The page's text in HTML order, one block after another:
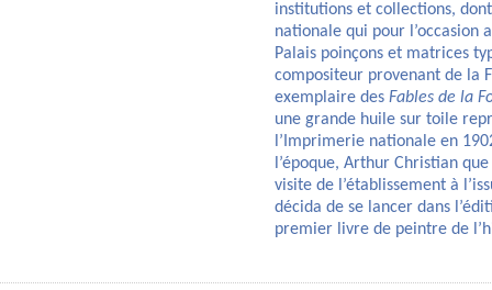
institutions et collections,
nationale qui pour l’occasion
Palais poinçons et matrices
compositeur provenant de la
exemplaire des Fables de la
une grande huile sur toile
l’Imprimerie nationale en
l’époque, Arthur Christian
visite de l’établissement à
décida de se lancer dans
premier livre de peintre de